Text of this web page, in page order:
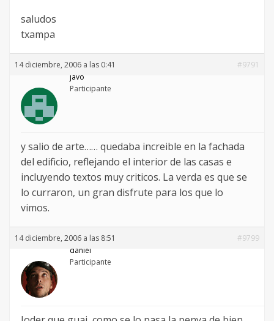
saludos
txampa
14 diciembre, 2006 a las 0:41
#9791
javo
Participante
y salio de arte…… quedaba increible en la fachada
del edificio, reflejando el interior de las casas e
incluyendo textos muy criticos. La verda es que se
lo curraron, un gran disfrute para los que lo
vimos.
14 diciembre, 2006 a las 8:51
#9799
daniel
Participante